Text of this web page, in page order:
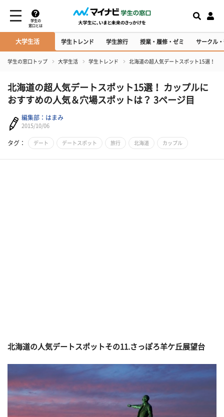
学生の
窓口とは
大学生活 学生トレンド 学生旅行 授業・履修・ゼミ サークル
学生の窓口トップ 大学生活 学生トレンド 北海道の超人気デートスポット15選！ カ
北海道の超人気デートスポット15選！ カップルに
おすすめの人気＆穴場スポットは？ 3ページ目
編集部：はまみ
2015/10/06
タグ： デート デートスポット 旅行 北海道 カップル
北海道の人気デートスポットその11.さっぽろ羊ケ丘展望台